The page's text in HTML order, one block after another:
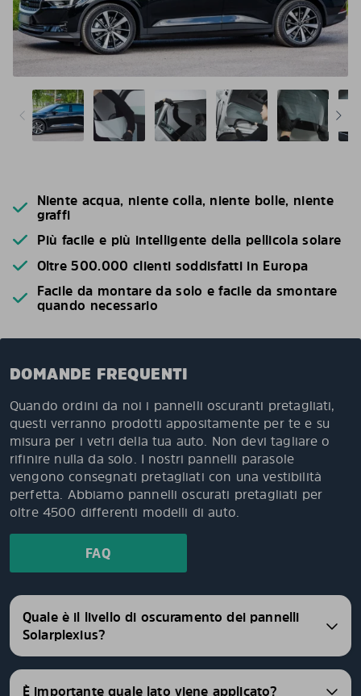
Niente acqua, niente colla, niente bolle, niente
graffi
Più facile e più intelligente della pellicola solare
Oltre 500.000 clienti soddisfatti in Europa
Facile da montare da solo e facile da smontare
quando necessario
DOMANDE FREQUENTI
Quando ordini da noi i pannelli oscuranti pretagliati,
questi verranno prodotti appositamente per te e su
misura per i vetri della tua auto. Non devi tagliare o
rifinire nulla da solo. I nostri pannelli parasole
vengono consegnati pretagliati con una vestibilità
perfetta. Abbiamo pannelli oscurati pretagliati per
oltre 4500 differenti modelli di auto.
FAQ
Quale è il livello di oscuramento dei pannelli
Solarplexius?
È importante quale lato viene applicato?